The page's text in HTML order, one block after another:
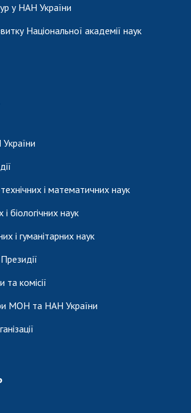
у НАН України
Національної академії наук
і математичних наук
і біологічних наук
і гуманітарних наук
та комісії
МОН та НАН України